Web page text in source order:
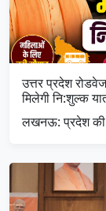
उत्तर प्रदेश
मिलेगी नि:शुल्क
लखनऊ: प्रदेश की